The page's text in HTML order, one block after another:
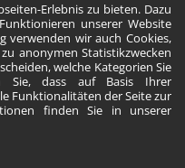
Erlebnis zu bieten. Dazu
unserer Website
verwenden wir auch Cookies,
anonymen Statistikzwecken
welche Kategorien Sie
Sie, dass auf Basis Ihrer
Funktionalitäten der Seite zur
finden Sie in unserer